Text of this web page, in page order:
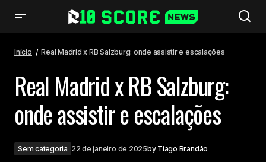
Início Real Madrid x RB Salzburg: onde assistir e escalações
Real Madrid x RB Salzburg:
onde assistir e escalações
Sem categoria 22 de janeiro de 2025by Tiago Brandão